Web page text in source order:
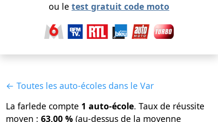
ou le test gratuit code moto
← Toutes les auto-écoles dans le Var
La farlede compte 1 auto-école. Taux de réussite
moyen : 63,00 % (au-dessus de la moyenne